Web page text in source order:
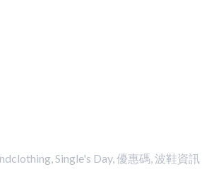
,Single's Day,優惠碼,波鞋資訊